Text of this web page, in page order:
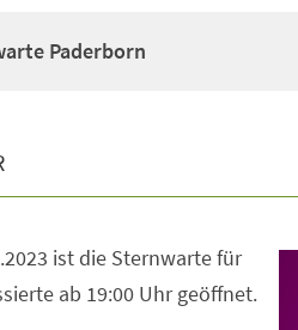
Paderborn
ist die Sternwarte für
ab 19:00 Uhr geöffnet.